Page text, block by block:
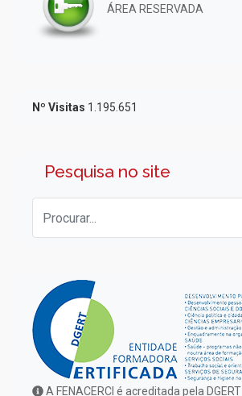
ÁREA RESERVADA
Nº Visitas 1.195.651
Pesquisa no site
A FENACERCI é acreditada pela DGERT